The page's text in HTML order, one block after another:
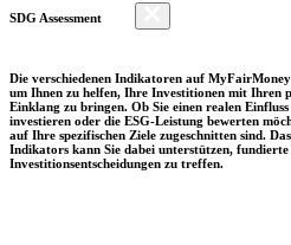
SDG Assessment
Die verschiedenen Indikatoren auf
um Ihnen zu helfen, Ihre Investitionen mit Ihren
Einklang zu bringen. Ob Sie einen realen
investieren oder die ESG-Leistung bewerten
auf Ihre spezifischen Ziele zugeschnitten sind.
Indikators kann Sie dabei unterstützen,
Investitionsentscheidungen zu treffen.